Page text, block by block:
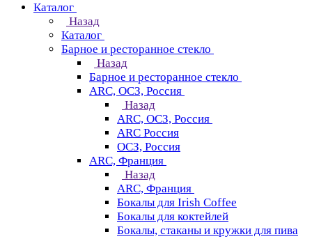
Каталог
Назад
Каталог
Барное и ресторанное стекло
Назад
Барное и ресторанное стекло
ARC, ОСЗ, Россия
Назад
ARC, ОСЗ, Россия
ARC Россия
ОСЗ, Россия
ARC, Франция
Назад
ARC, Франция
Бокалы для Irish Coffee
Бокалы для коктейлей
Бокалы, стаканы и кружки для пива